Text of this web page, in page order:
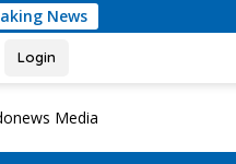
News
Login